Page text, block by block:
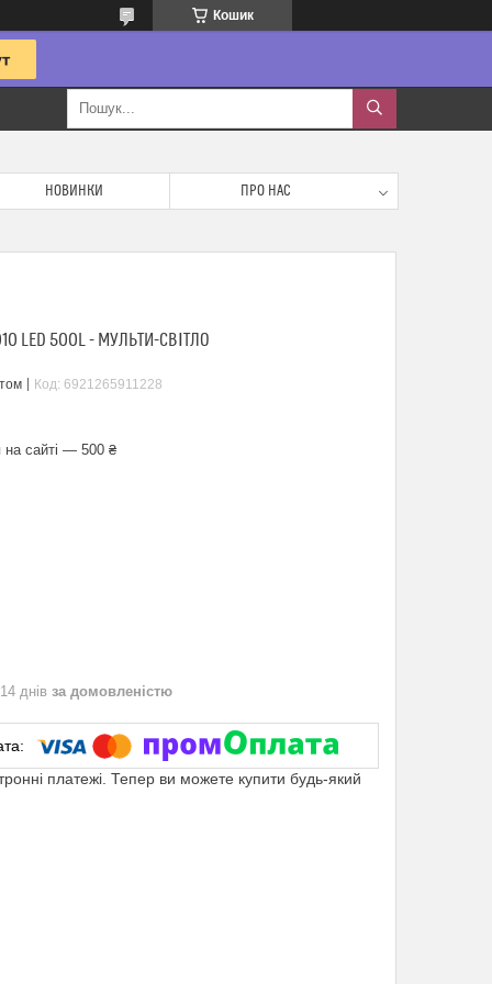
Кошик
НОВИНКИ ПРО НАС
LED 500L - МУЛЬТИ-СВІТЛО
Код: 6921265911228
на сайті — 500 ₴
днів за домовленістю
платежі. Тепер ви можете купити будь-який